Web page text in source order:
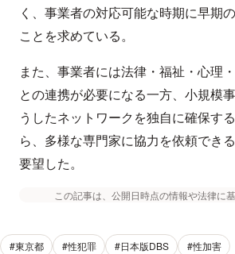
く、事業者の対応可能な時期に早期
ことを求めている。
また、事業者には法律・福祉・心理
との連携が必要になる一方、小規模
うしたネットワークを独自に確保す
ら、多様な専門家に協力を依頼でき
要望した。
この記事は、公開日時点の情報や法律に
#東京都 #性犯罪 #日本版DBS #性加害